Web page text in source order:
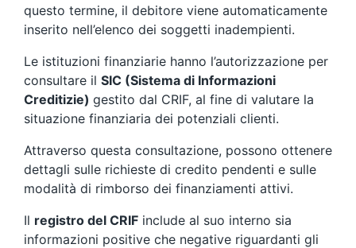
questo termine, il debitore viene automaticamente
inserito nell’elenco dei soggetti inadempienti.
Le istituzioni finanziarie hanno l’autorizzazione per
consultare il SIC (Sistema di Informazioni
Creditizie) gestito dal CRIF, al fine di valutare la
situazione finanziaria dei potenziali clienti.
Attraverso questa consultazione, possono ottenere
dettagli sulle richieste di credito pendenti e sulle
modalità di rimborso dei finanziamenti attivi.
Il registro del CRIF include al suo interno sia
informazioni positive che negative riguardanti gli